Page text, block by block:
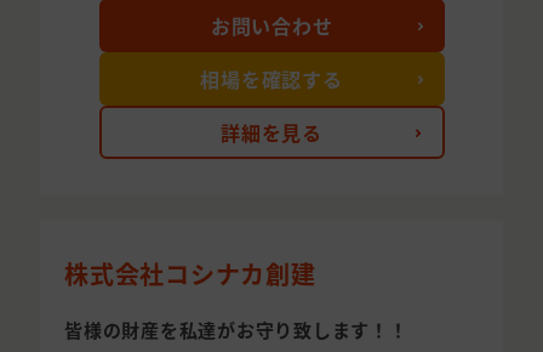
詳細を見る
お問い合わせ
相場を確認する
株式会社コシナカ創建
皆様の財産を私達がお守り致します！！